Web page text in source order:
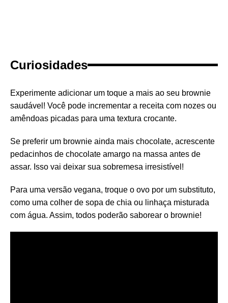
Curiosidades
Experimente adicionar um toque a mais ao seu brownie
saudável! Você pode incrementar a receita com nozes ou
amêndoas picadas para uma textura crocante.
Se preferir um brownie ainda mais chocolate, acrescente
pedacinhos de chocolate amargo na massa antes de
assar. Isso vai deixar sua sobremesa irresistível!
Para uma versão vegana, troque o ovo por um substituto,
como uma colher de sopa de chia ou linhaça misturada
com água. Assim, todos poderão saborear o brownie!